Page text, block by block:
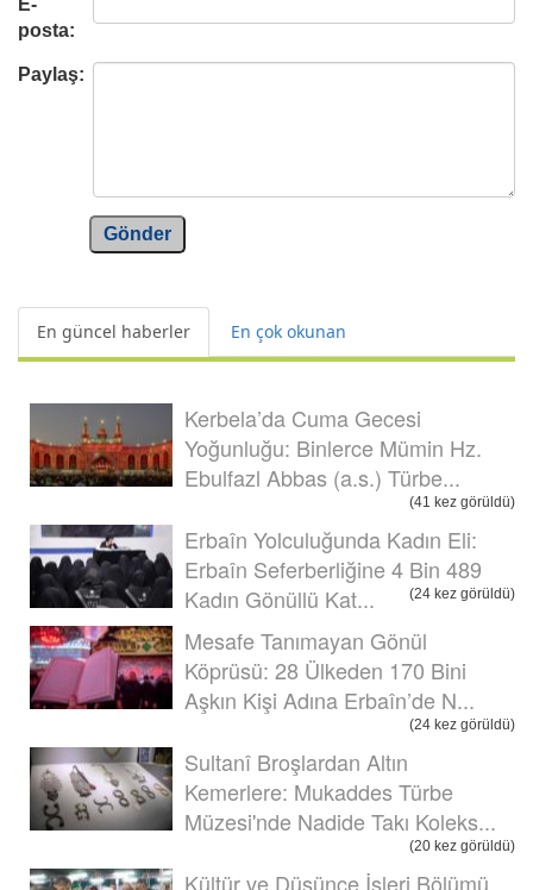
posta:
Paylaş:
Gönder
En güncel haberler En çok okunan
Kerbela’da Cuma Gecesi
Yoğunluğu: Binlerce Mümin Hz.
Ebulfazl Abbas (a.s.) Türbe...
(41 kez görüldü)
Erbaîn Yolculuğunda Kadın Eli:
Erbaîn Seferberliğine 4 Bin 489
Kadın Gönüllü Kat...
(24 kez görüldü)
Mesafe Tanımayan Gönül
Köprüsü: 28 Ülkeden 170 Bini
Aşkın Kişi Adına Erbaîn’de N...
(24 kez görüldü)
Sultanî Broşlardan Altın
Kemerlere: Mukaddes Türbe
Müzesi'nde Nadide Takı Koleks...
(20 kez görüldü)
Kültür ve Düşünce İşleri Bölümü,